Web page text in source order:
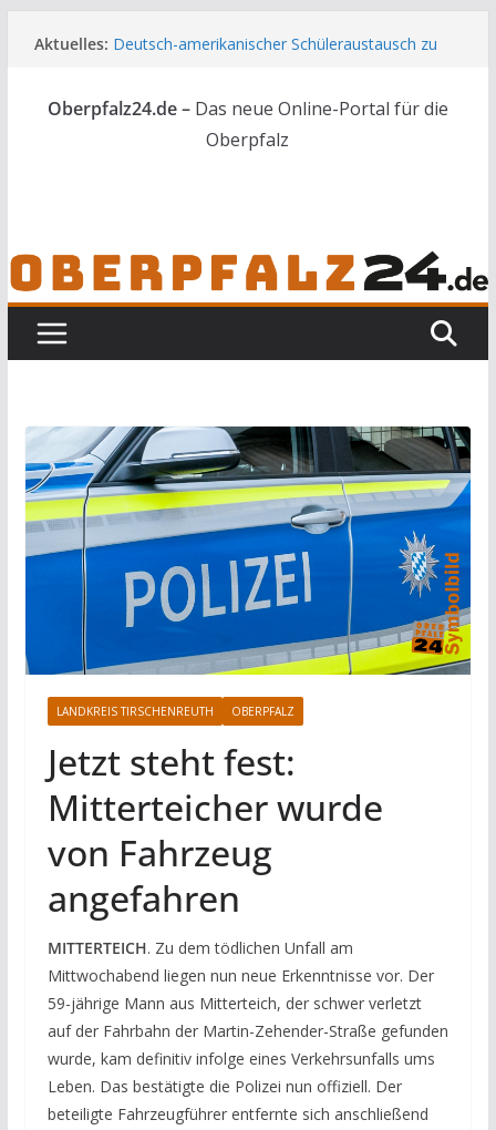
Inhalt
Aktuelles: Deutsch-amerikanischer Schüleraustausch zu
Unbekannte versuchen in Gebäude in Reuth
einzubrechen
Audi prallt gegen Brückengeländer in Weiden
Oberpfalz24.de – Das neue Online-Portal für die
Oberpfalz
LANDKREIS TIRSCHENREUTH OBERPFALZ
Jetzt steht fest:
Mitterteicher wurde
von Fahrzeug
angefahren
MITTERTEICH. Zu dem tödlichen Unfall am
Mittwochabend liegen nun neue Erkenntnisse vor. Der
59-jährige Mann aus Mitterteich, der schwer verletzt
auf der Fahrbahn der Martin-Zehender-Straße gefunden
wurde, kam definitiv infolge eines Verkehrsunfalls ums
Leben. Das bestätigte die Polizei nun offiziell. Der
beteiligte Fahrzeugführer entfernte sich anschließend